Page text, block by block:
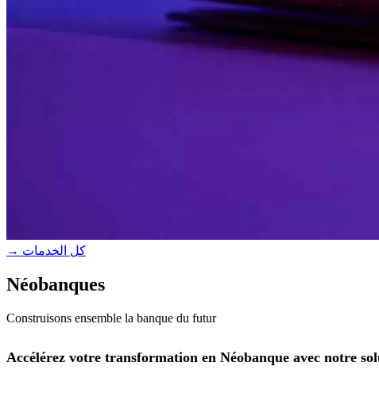
→ كل الخدمات
Néobanques
Construisons ensemble la banque du futur
Accélérez votre transformation en Néobanque avec notre